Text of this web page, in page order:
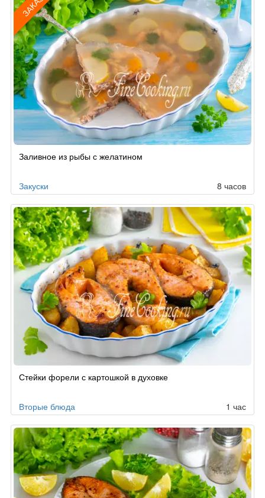
по
Заливное из рыбы с желатином
Закуски 8 часов
Стейки форели с картошкой в духовке
Вторые блюда 1 час